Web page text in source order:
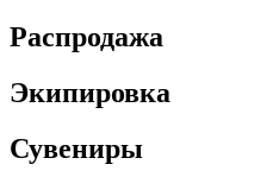
Распродажа
Экипировка
Сувениры